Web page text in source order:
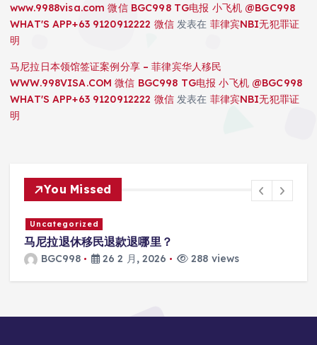
www.9988visa.com 微信 BGC998 TG电报 小飞机 @BGC998
WHAT'S APP+63 9120912222 微信发表在 菲律宾NBI无犯罪证
明
马尼拉日本领馆签证案例分享 – 菲律宾华人移民
WWW.998VISA.COM 微信 BGC998 TG电报 小飞机 @BGC998
WHAT'S APP+63 9120912222 微信发表在 菲律宾NBI无犯罪证
明
You Missed
Uncategorized
马尼拉退休移民退款退哪里？
BGC998 26 2 月, 2026 288 views